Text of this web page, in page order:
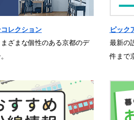
レクション
ざまな個性のある京都のデ
ピック
最新の
件まで